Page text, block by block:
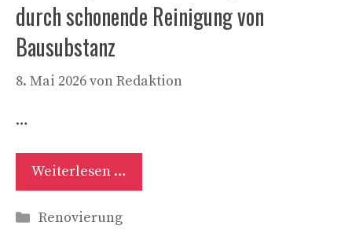
durch schonende Reinigung von
Bausubstanz
8. Mai 2026vonRedaktion
…
Weiterlesen …
Kategorien
Renovierung